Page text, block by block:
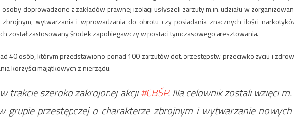
doprowadzone z zakładów prawnej izolacji usłyszeli zarzuty m.in. udziału w
wytwarzania i wprowadzania do obrotu czy posiadania znacznych ilości
został zastosowany środek zapobiegawczy w postaci tymczasowego aresztowania.
40 osób, którym przedstawiono ponad 100 zarzutów dot. przestępstw przeciwko życiu i
korzyści majątkowych z nierządu.
trakcie szeroko zakrojonej akcji#CBŚP. Na celownik zostali wzięci m.
grupie przestępczej o charakterze zbrojnym i wytwarzanie nowych